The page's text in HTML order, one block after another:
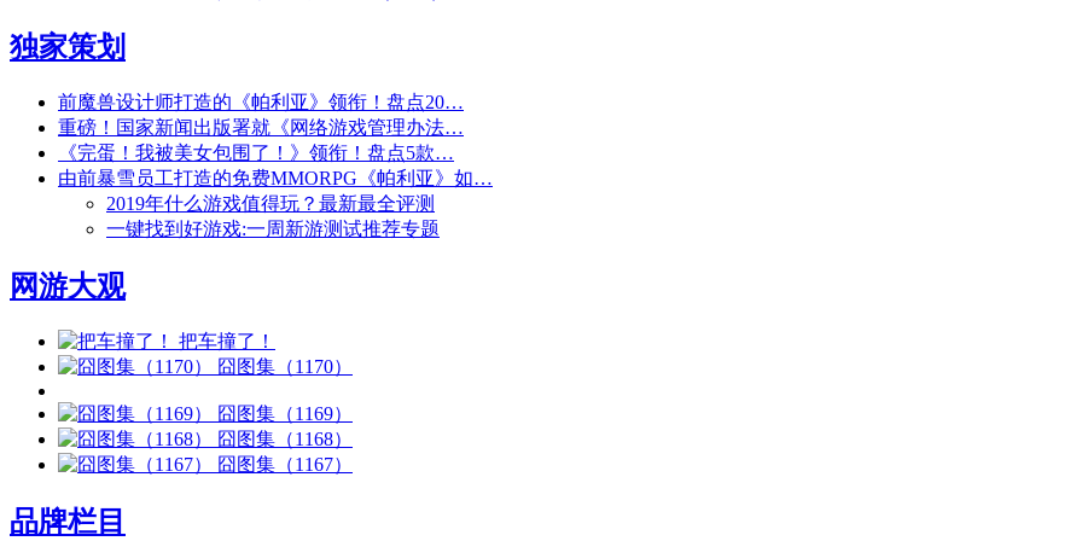
独家策划
前魔兽设计师打造的《帕利亚》领衔！盘点20…
重磅！国家新闻出版署就《网络游戏管理办法…
《完蛋！我被美女包围了！》领衔！盘点5款…
由前暴雪员工打造的免费MMORPG《帕利亚》如…
2019年什么游戏值得玩？最新最全评测
一键找到好游戏:一周新游测试推荐专题
网游大观
把车撞了！
囧图集（1170）
囧图集（1169）
囧图集（1168）
囧图集（1167）
品牌栏目